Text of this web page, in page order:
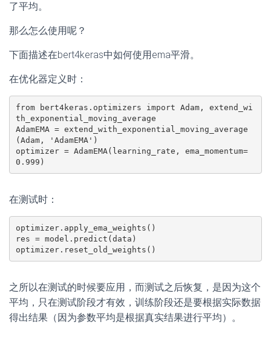
了平均。
那么怎么使用呢？
下面描述在bert4keras中如何使用ema平滑。
在优化器定义时：
from bert4keras.optimizers import Adam, extend_wi
th_exponential_moving_average
AdamEMA = extend_with_exponential_moving_average
(Adam, 'AdamEMA')
optimizer = AdamEMA(learning_rate, ema_momentum=
0.999)
在测试时：
optimizer.apply_ema_weights()
res = model.predict(data)
optimizer.reset_old_weights()
之所以在测试的时候要应用，而测试之后恢复，是因为这个
平均，只在测试阶段才有效，训练阶段还是要根据实际数据
得出结果（因为参数平均是根据真实结果进行平均）。